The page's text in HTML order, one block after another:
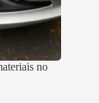
no